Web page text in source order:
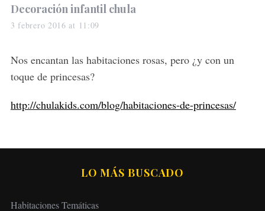
s
a
s
:
Decoración infantil chula
3 febrero 2016 at 11:09
Nos encantan las habitaciones rosas, pero ¿y con un
toque de princesas?
http://chulakids.com/blog/habitaciones-de-princesas/
LO MÁS BUSCADO
Habitaciones Temáticas